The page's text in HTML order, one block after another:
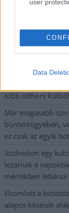
user
Data
A SZOL24
több otthoni
Már magasabb
büntetőügyében,
ez csak az egyik
Szolnokon egy
lezárnak a
mértékben lebénul
Elromlott a
alapos késések